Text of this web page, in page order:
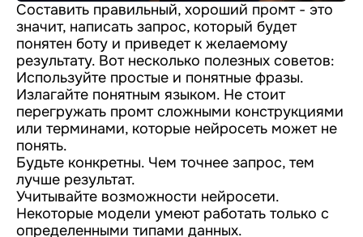
Составить правильный, хороший промт - это
значит, написать запрос, который будет
понятен боту и приведет к желаемому
результату. Вот несколько полезных советов:
Используйте простые и понятные фразы.
Излагайте понятным языком. Не стоит
перегружать промт сложными конструкциями
или терминами, которые нейросеть может не
понять.
Будьте конкретны. Чем точнее запрос, тем
лучше результат.
Учитывайте возможности нейросети.
Некоторые модели умеют работать только с
определенными типами данных.